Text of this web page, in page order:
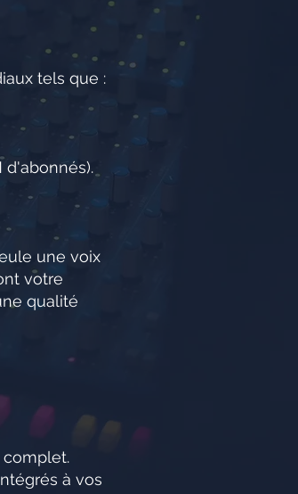
tels que :
d'abonnés).
une voix
votre
qualité
complet.
à vos